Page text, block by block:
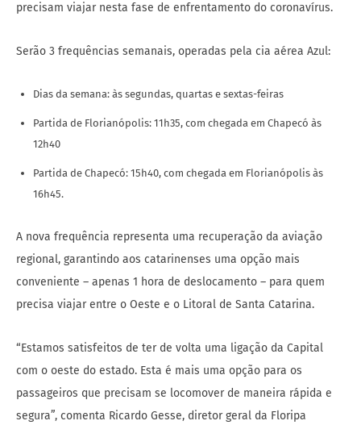
precisam viajar nesta fase de enfrentamento do coronavírus.
Serão 3 frequências semanais, operadas pela cia aérea Azul:
Dias da semana: às segundas, quartas e sextas-feiras
Partida de Florianópolis: 11h35, com chegada em Chapecó às
12h40
Partida de Chapecó: 15h40, com chegada em Florianópolis às
16h45.
A nova frequência representa uma recuperação da aviação
regional, garantindo aos catarinenses uma opção mais
conveniente – apenas 1 hora de deslocamento – para quem
precisa viajar entre o Oeste e o Litoral de Santa Catarina.
“Estamos satisfeitos de ter de volta uma ligação da Capital
com o oeste do estado. Esta é mais uma opção para os
passageiros que precisam se locomover de maneira rápida e
segura”, comenta Ricardo Gesse, diretor geral da Floripa